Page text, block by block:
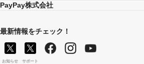
PayPay株式会社
最新情報をチェック！
お知らせ サポート